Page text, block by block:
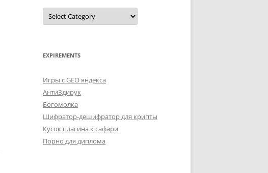
SELECT
FROM
EXPIREMENTS
Игры с GEO яндекса
АнтиЗдирук
Богомолка
Шифратор-дешифратор для крипты
Кусок плагина к сафари
Порно для диплома